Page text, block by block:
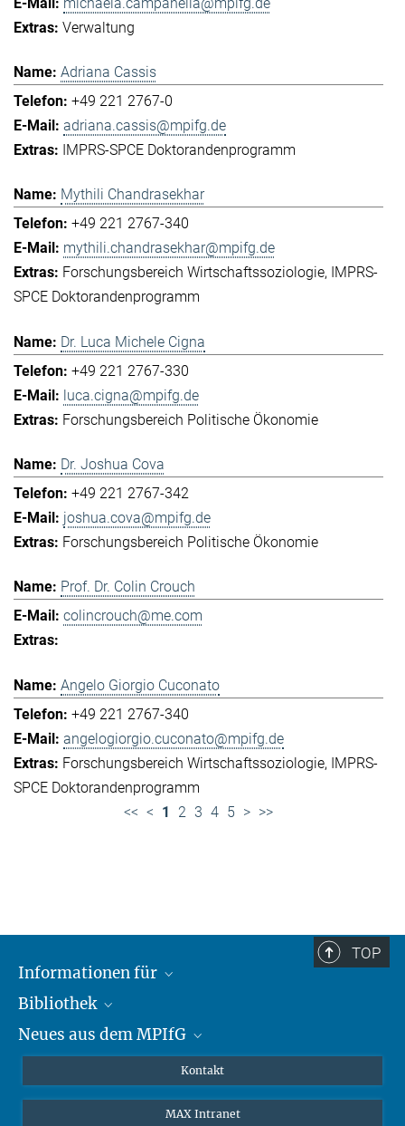
Verwaltung
Adriana Cassis
+49 221 2767-0
adriana.cassis@mpifg.de
IMPRS-SPCE Doktorandenprogramm
Mythili Chandrasekhar
+49 221 2767-340
mythili.chandrasekhar@mpifg.de
Forschungsbereich Wirtschaftssoziologie
IMPRS-
SPCE Doktorandenprogramm
Dr. Luca Michele Cigna
+49 221 2767-330
luca.cigna@mpifg.de
Forschungsbereich Politische Ökonomie
Dr. Joshua Cova
+49 221 2767-342
joshua.cova@mpifg.de
Forschungsbereich Politische Ökonomie
Prof. Dr. Colin Crouch
colincrouch@me.com
Angelo Giorgio Cuconato
+49 221 2767-340
angelogiorgio.cuconato@mpifg.de
Forschungsbereich Wirtschaftssoziologie IMPRS-
SPCE Doktorandenprogramm
<< < 1 2 3 4 5 > >>
TOP
Informationen für
Forschende
Gäste
Bibliothek
Profil
Neues aus dem MPIfG
Newsletter abonnieren
Kontakt
MAX Intranet